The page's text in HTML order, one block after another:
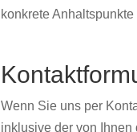
konkrete
Wenn Sie uns per
inklusive der von